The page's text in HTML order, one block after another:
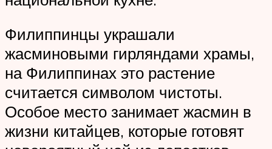
Филиппинцы украшали
жасминовыми гирляндами храмы,
на Филиппинах это растение
считается символом чистоты.
Особое место занимает жасмин в
жизни китайцев, которые готовят